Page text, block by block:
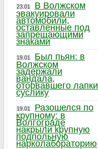
23.01
В Волжском
эвакуировали
автомобили,
оставленные под
запрещающими
знаками
19.01
Был пьян: в
Волжском
задержали
вандала,
оторвавшего лапки
суслику
19.01
Разошелся по
крупному: в
Волгограде
накрыли крупную
подпольную
нарколабораторию